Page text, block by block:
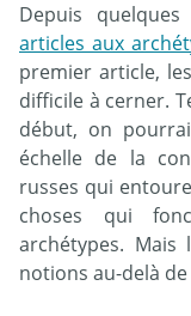
Depuis quelques
articles aux
premier article,
difficile à cerner.
début, on
échelle de la
russes qui
choses qui
archétypes. Mais
notions au-delà